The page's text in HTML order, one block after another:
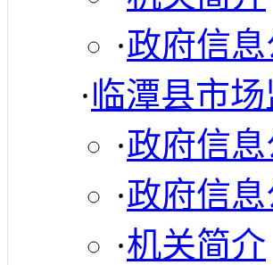
·政府信
·临潭县市
·政府信
·政府信
·机关简介